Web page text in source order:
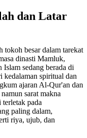
dan Latar
tokoh besar dalam tarekat
dinasti Mamluk,
Islam sedang berada di
kedalaman spiritual dan
ajaran Al-Qur'an dan
sarat makna
pada
paling dalam,
riya, ujub, dan